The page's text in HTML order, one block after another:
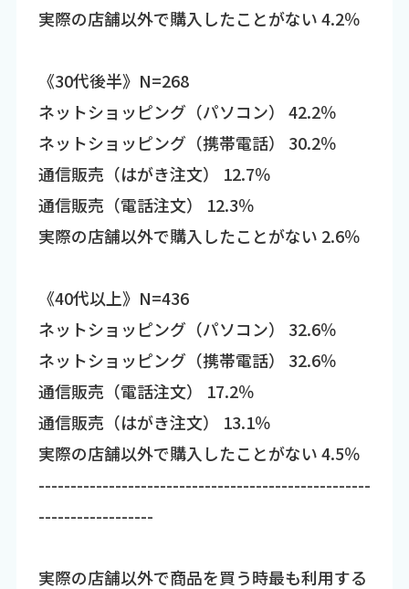
実際の店舗以外で購入したことがない 4.2％
《30代後半》N=268
ネットショッピング（パソコン） 42.2％
ネットショッピング（携帯電話） 30.2％
通信販売（はがき注文） 12.7％
通信販売（電話注文） 12.3％
実際の店舗以外で購入したことがない 2.6％
《40代以上》N=436
ネットショッピング（パソコン） 32.6％
ネットショッピング（携帯電話） 32.6％
通信販売（電話注文） 17.2％
通信販売（はがき注文） 13.1％
実際の店舗以外で購入したことがない 4.5％
----------------------------------------------------
------------------
実際の店舗以外で商品を買う時最も利用する